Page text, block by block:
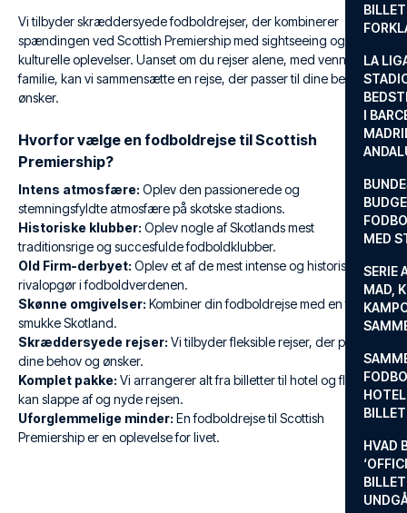
LA
I
MED
SERIE
MAD,
HVAD
Vi tilbyder skræddersyede fodboldrejser, der kombinerer
spændingen ved Scottish Premiership med sightseeing og
kulturelle oplevelser. Uanset om du rejser alene, med venner eller
familie, kan vi sammensætte en rejse, der passer til dine behov og
ønsker.
Hvorfor vælge en fodboldrejse til Scottish
Premiership?
Intens atmosfære: Oplev den passionerede og
stemningsfyldte atmosfære på skotske stadions.
Historiske klubber: Oplev nogle af Skotlands mest
traditionsrige og succesfulde fodboldklubber.
Old Firm-derbyet: Oplev et af de mest intense og historiske
rivalopgør i fodboldverdenen.
Skønne omgivelser: Kombiner din fodboldrejse med en ferie i
smukke Skotland.
Skræddersyede rejser: Vi tilbyder fleksible rejser, der passer til
dine behov og ønsker.
Komplet pakke: Vi arrangerer alt fra billetter til hotel og fly, så du
kan slappe af og nyde rejsen.
Uforglemmelige minder: En fodboldrejse til Scottish
Premiership er en oplevelse for livet.